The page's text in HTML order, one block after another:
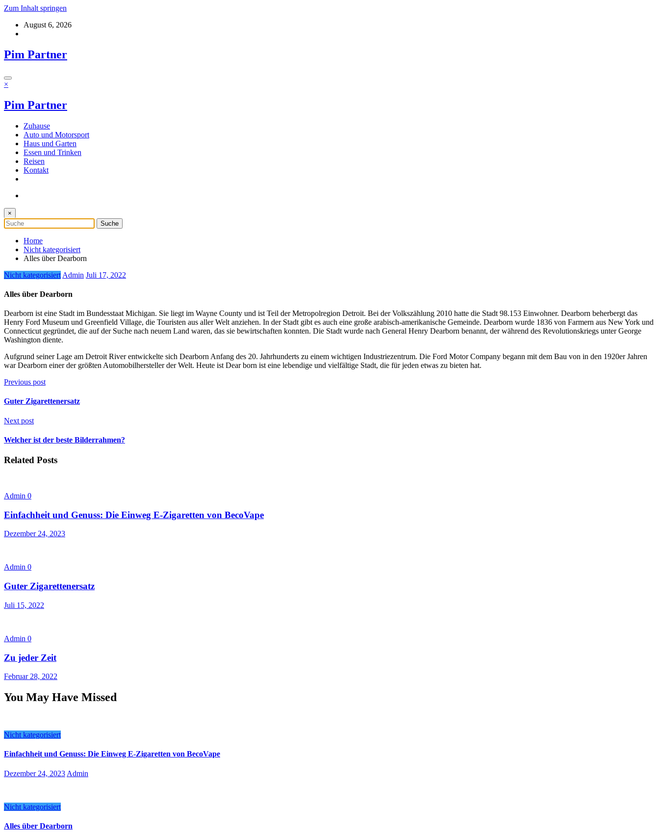
Zum Inhalt springen
August 6, 2026
Pim Partner
×
Pim Partner
Zuhause
Auto und Motorsport
Haus und Garten
Essen und Trinken
Reisen
Kontakt
×
Home
Nicht kategorisiert
Alles über Dearborn
Nicht kategorisiert Admin Juli 17, 2022
Alles über Dearborn
Dearborn ist eine Stadt im Bundesstaat Michigan. Sie liegt im Wayne County und ist Teil der Metropolregion Detroit. Bei der Volkszählung 2010 hatte die Stadt 98.153 Einwohner. Dearborn beherbergt das
Henry Ford Museum und Greenfield Village, die Touristen aus aller Welt anziehen. In der Stadt gibt es auch eine große arabisch-amerikanische Gemeinde. Dearborn wurde 1836 von Farmern aus New York und
Connecticut gegründet, die auf der Suche nach neuem Land waren, das sie bewirtschaften konnten. Die Stadt wurde nach General Henry Dearborn benannt, der während des Revolutionskriegs unter George
Washington diente.
Aufgrund seiner Lage am Detroit River entwickelte sich Dearborn Anfang des 20. Jahrhunderts zu einem wichtigen Industriezentrum. Die Ford Motor Company begann mit dem Bau von in den 1920er Jahren
war Dearborn einer der größten Automobilhersteller der Welt. Heute ist Dear born ist eine lebendige und vielfältige Stadt, die für jeden etwas zu bieten hat.
Previous post
Guter Zigarettenersatz
Next post
Welcher ist der beste Bilderrahmen?
Related Posts
Admin 0
Einfachheit und Genuss: Die Einweg E-Zigaretten von BecoVape
Dezember 24, 2023
Admin 0
Guter Zigarettenersatz
Juli 15, 2022
Admin 0
Zu jeder Zeit
Februar 28, 2022
You May Have Missed
Nicht kategorisiert
Einfachheit und Genuss: Die Einweg E-Zigaretten von BecoVape
Dezember 24, 2023 Admin
Nicht kategorisiert
Alles über Dearborn